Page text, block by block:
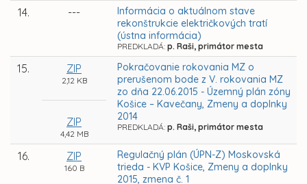
14. ---
Informácia o aktuálnom stave
rekonštrukcie električkových tratí
(ústna informácia)
PREDKLADÁ: p. Raši, primátor mesta
15. ZIP
2,12 KB
ZIP
4,42 MB
Pokračovanie rokovania MZ o
prerušenom bode z V. rokovania MZ
zo dňa 22.06.2015 - Územný plán zóny
Košice – Kavečany, Zmeny a doplnky
2014
PREDKLADÁ: p. Raši, primátor mesta
16. ZIP
160 B
Regulačný plán (ÚPN-Z) Moskovská
trieda - KVP Košice, Zmeny a doplnky
2015, zmena č. 1